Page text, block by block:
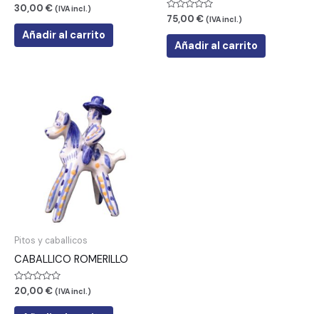
Valorado
con
0
30,00 € (IVA incl.)
Añadir al carrito
Valorado
con
0
75,00 € (IVA incl.)
Añadir al carrito
Pitos y caballicos
CABALLICO ROMERILLO
Valorado
con
0
20,00 € (IVA incl.)